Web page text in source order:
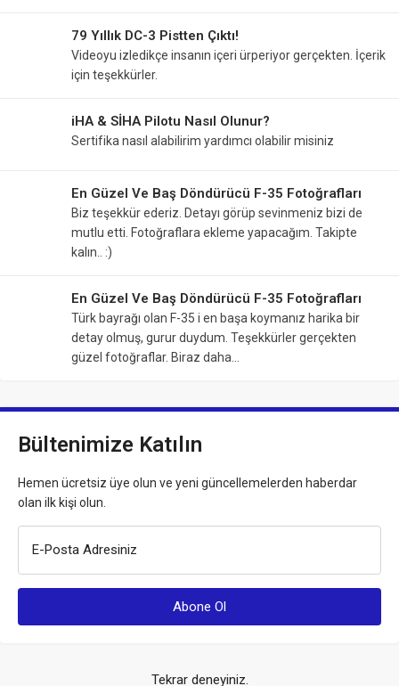
79 Yıllık DC-3 Pistten Çıktı!
Videoyu izledikçe insanın içeri ürperiyor gerçekten. İçerik
için teşekkürler.
iHA & SİHA Pilotu Nasıl Olunur?
Sertifika nasıl alabilirim yardımcı olabilir misiniz
En Güzel Ve Baş Döndürücü F-35 Fotoğrafları
Biz teşekkür ederiz. Detayı görüp sevinmeniz bizi de
mutlu etti. Fotoğraflara ekleme yapacağım. Takipte
kalın.. :)
En Güzel Ve Baş Döndürücü F-35 Fotoğrafları
Türk bayrağı olan F-35 i en başa koymanız harika bir
detay olmuş, gurur duydum. Teşekkürler gerçekten
güzel fotoğraflar. Biraz daha…
Bültenimize Katılın
Hemen ücretsiz üye olun ve yeni güncellemelerden haberdar
olan ilk kişi olun.
E-Posta Adresiniz
Tekrar deneyiniz.